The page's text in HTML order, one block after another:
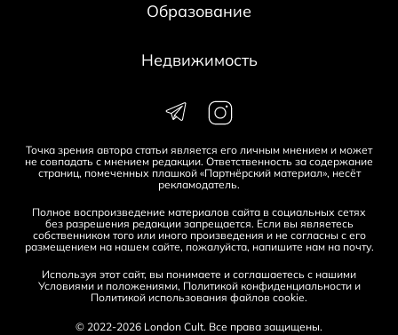
Образование
Недвижимость
Точка зрения автора статьи является его личным мнением и может
не совпадать с мнением редакции. Ответственность за содержание
страниц, помеченных плашкой «Партнёрский материал», несёт
рекламодатель.
Полное воспроизведение материалов сайта в социальных сетях
без разрешения редакции запрещается. Если вы являетесь
собственником того или иного произведения и не согласны с его
размещением на нашем сайте, пожалуйста, напишите нам на почту.
Используя этот сайт, вы понимаете и соглашаетесь с нашими
Условиями и положениями, Политикой конфиденциальностии
Политикой использования файлов cookie.
© 2022-2026 London Cult. Все права защищены.